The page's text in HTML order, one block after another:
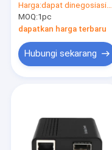
Manajemen Berbasis
Realtek DIN Rail
Harga:dapat dinegosiasikan
MOQ:1pc
dapatkan harga terbaru
Hubungi sekarang